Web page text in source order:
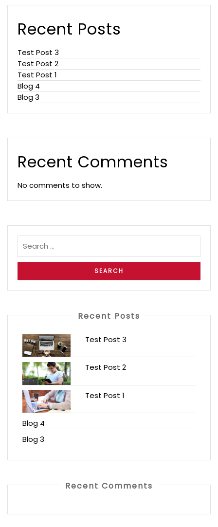
Recent Posts
Test Post 3
Test Post 2
Test Post 1
Blog 4
Blog 3
Recent Comments
No comments to show.
Recent Posts
Test Post 3
Test Post 2
Test Post 1
Blog 4
Blog 3
Recent Comments